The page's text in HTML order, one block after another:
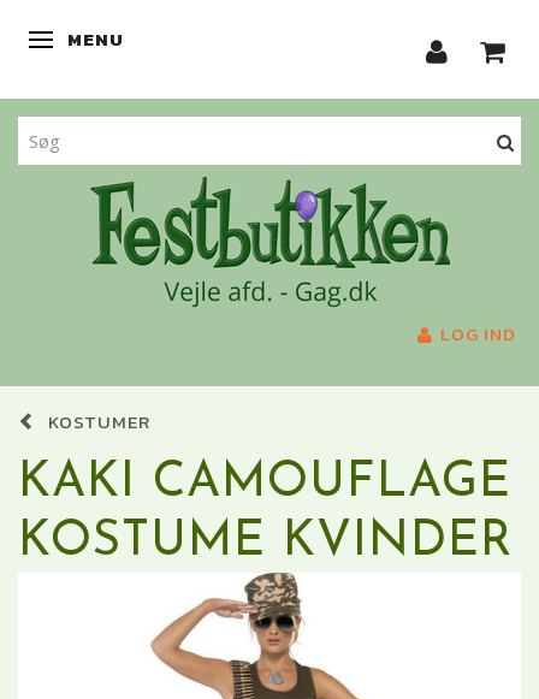
SKIFTE NAVIGATION
MENU
LOG IND
KOSTUMER
KAKI CAMOUFLAGE
KOSTUME KVINDER